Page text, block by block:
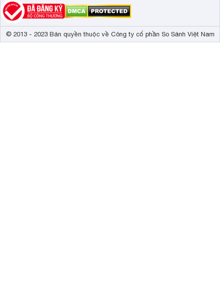
© 2013 - 2023 Bản quyền thuộc về Công ty cổ phần So Sánh Việt Nam